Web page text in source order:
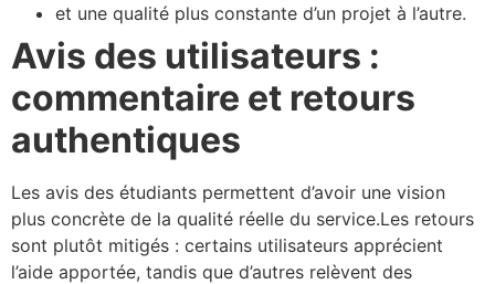
et une qualité plus constante d’un projet à l’autre.
Avis des utilisateurs :
commentaire et retours
authentiques
Les avis des étudiants permettent d’avoir une vision
plus concrète de la qualité réelle du service.Les retours
sont plutôt mitigés : certains utilisateurs apprécient
l’aide apportée, tandis que d’autres relèvent des